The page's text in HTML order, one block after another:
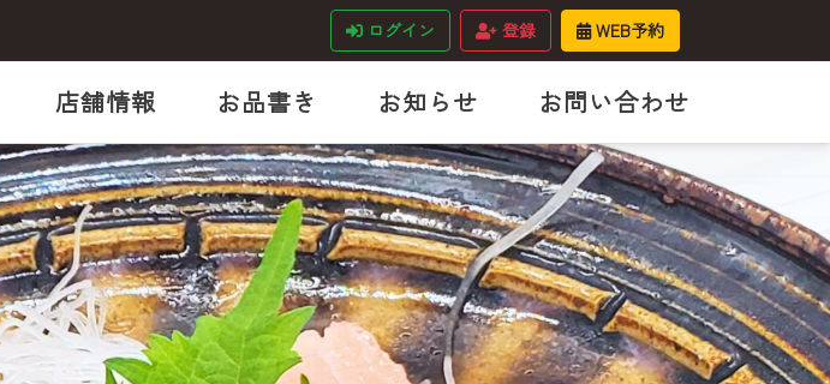
ログイン 登録 WEB予約
店舗情報 お品書き お知らせ お問い合わせ